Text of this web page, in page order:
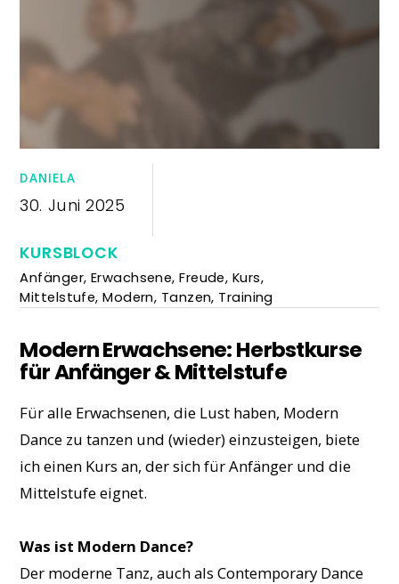
DANIELA
30. Juni 2025
KURSBLOCK
Anfänger, Erwachsene,Freude, Kurs,
Mittelstufe,Modern, Tanzen, Training
Modern Erwachsene: Herbstkurse
für Anfänger & Mittelstufe
Für alle Erwachsenen, die Lust haben, Modern
Dance zu tanzen und (wieder) einzusteigen, biete
ich einen Kurs an, der sich für Anfänger und die
Mittelstufe eignet.
Was ist Modern Dance?
Der moderne Tanz, auch als Contemporary Dance